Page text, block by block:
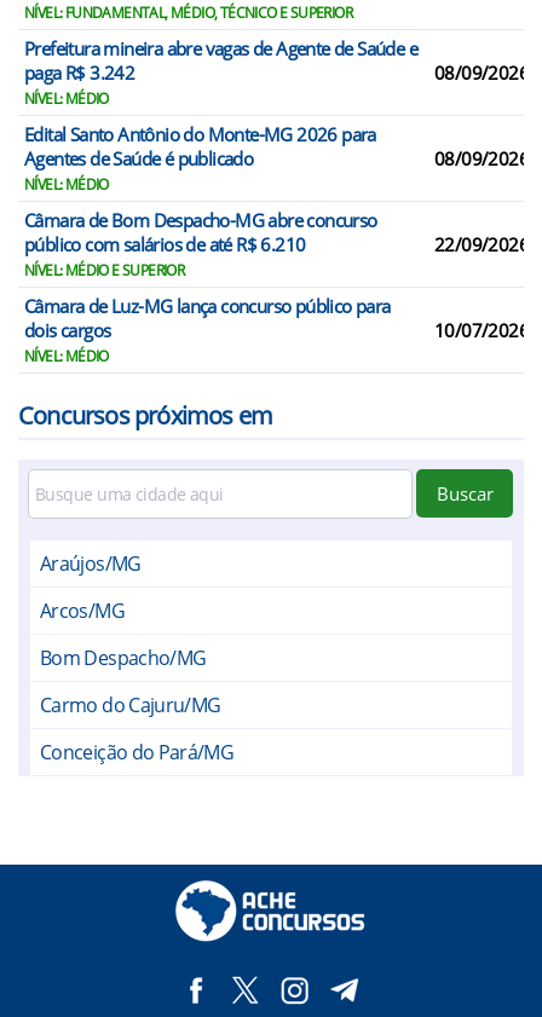
NÍVEL: FUNDAMENTAL, MÉDIO, TÉCNICO E SUPERIOR
Prefeitura mineira abre vagas de Agente de Saúde e
paga R$ 3.242
NÍVEL: MÉDIO
08/09/2026
Edital Santo Antônio do Monte-MG 2026 para
Agentes de Saúde é publicado
NÍVEL: MÉDIO
08/09/2026
Câmara de Bom Despacho-MG abre concurso
público com salários de até R$ 6.210
NÍVEL: MÉDIO E SUPERIOR
22/09/2026
Câmara de Luz-MG lança concurso público para
dois cargos
NÍVEL: MÉDIO
10/07/2026
Concursos próximos em
Buscar
Araújos/MG
Arcos/MG
Bom Despacho/MG
Carmo do Cajuru/MG
Conceição do Pará/MG
Lagoa da Prata/MG
Leandro Ferreira/MG